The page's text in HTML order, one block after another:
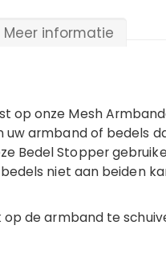
op onze Mesh
uw armband of bedels
Bedel Stopper
bedels niet aan beiden
op de armband te
Meer informatie